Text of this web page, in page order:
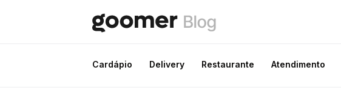
Cardápio Delivery Restaurante Atendimento